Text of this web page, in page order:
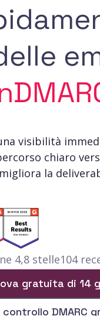
visibilità
chiaro
migliora la
4,8 stelle104
gratuita di 14
controllo DMARC